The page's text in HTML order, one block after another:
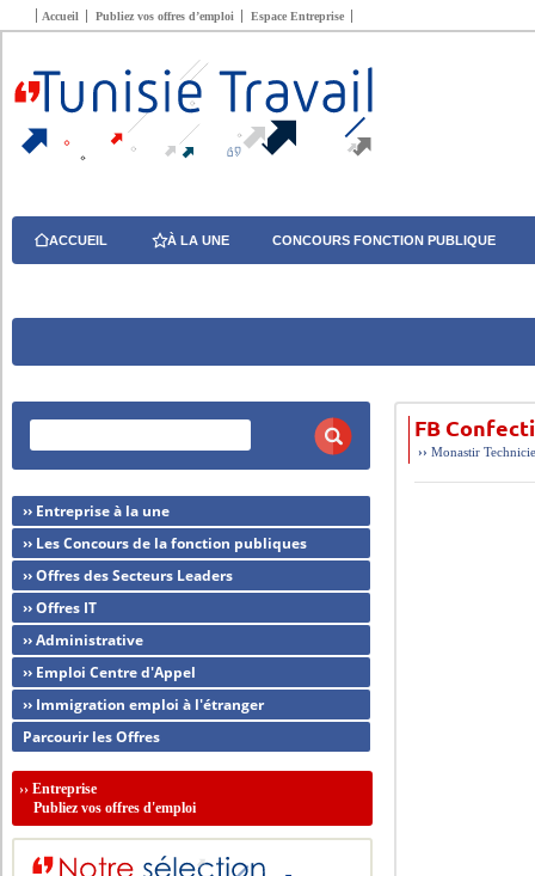
Accueil Publiez vos offres d’emploi Espace Entreprise
ACCUEIL À LA UNE CONCOURS FONCTION PUBLIQUE
FB
››Monastir
›› Entreprise à la une
›› Les Concours de la fonction publiques
›› Offres des Secteurs Leaders
›› Offres IT
›› Administrative
›› Emploi Centre d'Appel
›› Immigration emploi à l'étranger
Parcourir les Offres
››Entreprise
Publiez vos offres d'emploi